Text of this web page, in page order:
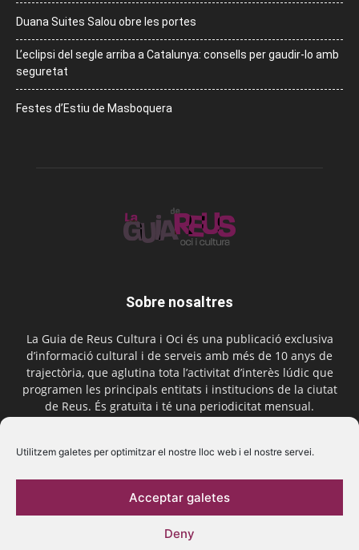
Utilitzem galetes per optimitzar el nostre lloc web i el nostre servei.
Acceptar galetes
Deny
Duana Suites Salou obre les portes
L’eclipsi del segle arriba a Catalunya: consells per gaudir-lo amb
seguretat
Festes d’Estiu de Masboquera
Sobre nosaltres
La Guia de Reus Cultura i Oci és una publicació exclusiva
d’informació cultural i de serveis amb més de 10 anys de
trajectòria, que aglutina tota l’activitat d’interès lúdic que
programen les principals entitats i institucions de la ciutat
de Reus. És gratuïta i té una periodicitat mensual.
Segueix-nos